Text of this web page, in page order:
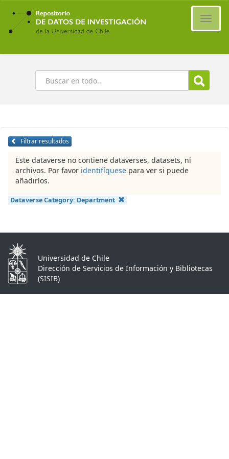
Ir
contenido
principal
Buscar
Filtrar resultados
Este dataverse no contiene dataverses, datasets, ni
archivos. Por favor identifíquese para ver si puede
añadirlos.
Dataverse Category: Department
Universidad de Chile
Dirección de Servicios de Información y Bibliotecas
(SISIB)